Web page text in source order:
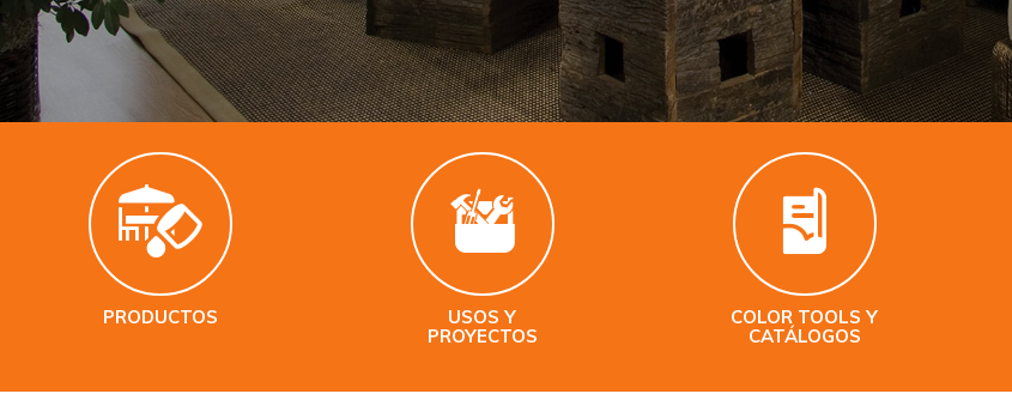
PRODUCTOS
USOS Y
PROYECTOS
COLOR TOOLS Y
CATÁLOGOS